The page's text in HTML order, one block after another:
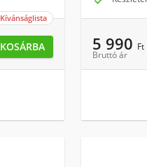
Kívánságlista
KOSÁRBA 5 990 Ft
Bruttó ár